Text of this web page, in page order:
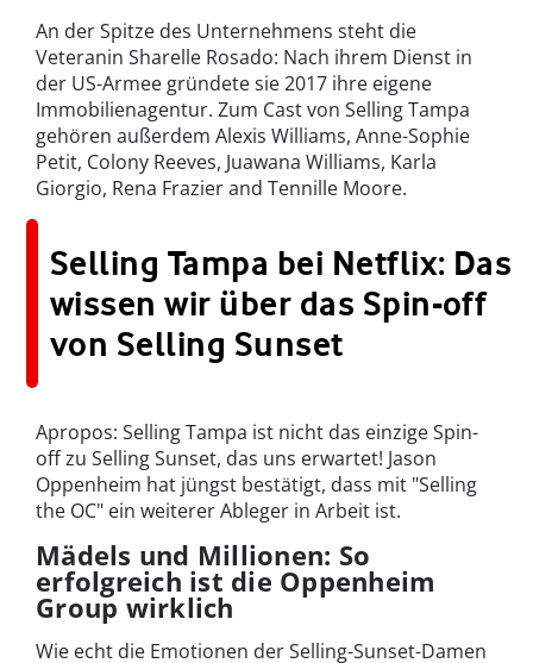
An der Spitze des Unternehmens steht die
Veteranin Sharelle Rosado: Nach ihrem Dienst in
der US-Armee gründete sie 2017 ihre eigene
Immobilienagentur. Zum Cast von Selling Tampa
gehören außerdem Alexis Williams, Anne-Sophie
Petit, Colony Reeves, Juawana Williams, Karla
Giorgio, Rena Frazier and Tennille Moore.
Selling Tampa bei Netflix: Das
wissen wir über das Spin-off
von Selling Sunset
Apropos: Selling Tampa ist nicht das einzige Spin-
off zu Selling Sunset, das uns erwartet! Jason
Oppenheim hat jüngst bestätigt, dass mit "Selling
the OC" ein weiterer Ableger in Arbeit ist.
Mädels und Millionen: So
erfolgreich ist die Oppenheim
Group wirklich
Wie echt die Emotionen der Selling-Sunset-Damen